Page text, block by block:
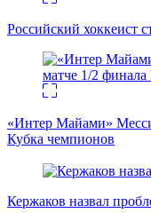
Российский хоккеист
«Интер Майами»
Кубка чемпионов
Кержаков назвал